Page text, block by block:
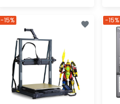
-15% -15%